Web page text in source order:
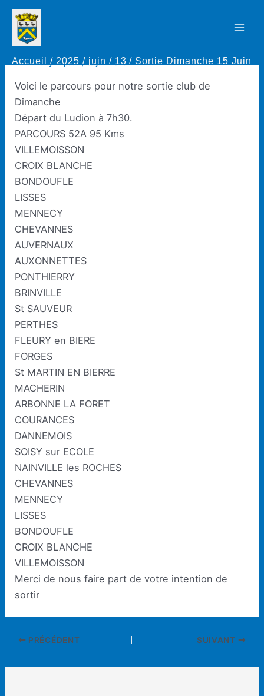
Aller
contenu
Accueil 2025 juin 13 Sortie Dimanche 15 Juin
Sortie Dimanche 15 Juin
ParThierry Rapaud / 13 juin 2025
Voici le parcours pour notre sortie club de
Dimanche
Départ du Ludion à 7h30.
PARCOURS 52A 95 Kms
VILLEMOISSON
CROIX BLANCHE
BONDOUFLE
LISSES
MENNECY
CHEVANNES
AUVERNAUX
AUXONNETTES
PONTHIERRY
BRINVILLE
St SAUVEUR
PERTHES
FLEURY en BIERE
FORGES
St MARTIN EN BIERRE
MACHERIN
ARBONNE LA FORET
COURANCES
DANNEMOIS
SOISY sur ECOLE
NAINVILLE les ROCHES
CHEVANNES
MENNECY
LISSES
BONDOUFLE
CROIX BLANCHE
VILLEMOISSON
Merci de nous faire part de votre intention de
sortir
Navigation
articles
PRÉCÉDENT SUIVANT